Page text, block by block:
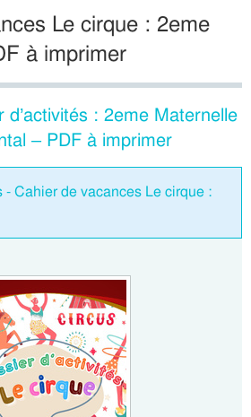
Le cirque : 2eme
à imprimer
d’activités : 2eme Maternelle
– PDF à imprimer
- Cahier de vacances Le cirque :